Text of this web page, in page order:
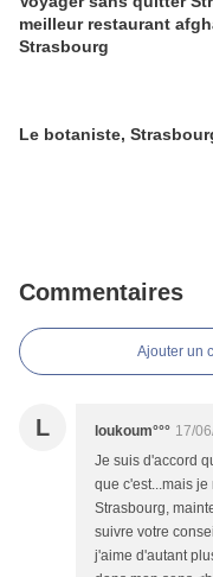
meilleur restaurant
Strasbourg
Le botaniste,
Commentaires
Ajouter un
L loukoum°°° 17/
Je suis d'accord
que c'est...mais
Strasbourg,
suivre votre
j'aime d'autant